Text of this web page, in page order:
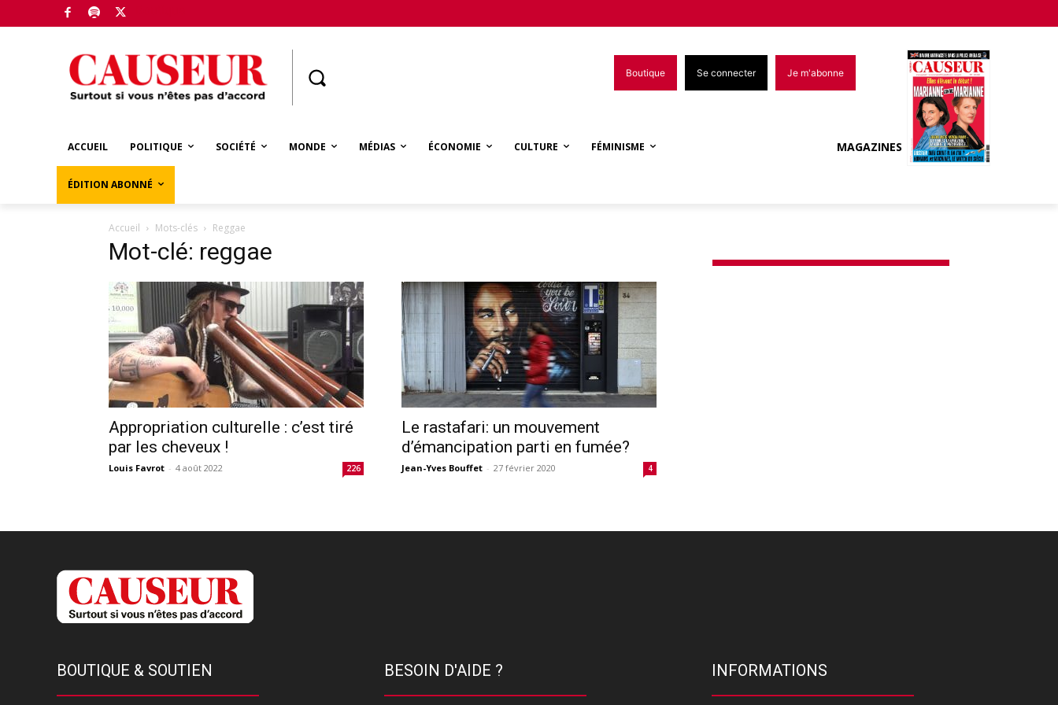
Boutique Se connecter Je m'abonne
ACCUEIL POLITIQUE SOCIÉTÉ MONDE MÉDIAS ÉCONOMIE CULTURE FÉMINISME
ÉDITION ABONNÉ
MAGAZINES
Accueil Mots-clés Reggae
Mot-clé: reggae
Appropriation culturelle : c’est tiré
par les cheveux !
Louis Favrot - 4 août 2022 226
Le rastafari: un mouvement
d’émancipation parti en fumée?
Jean-Yves Bouffet - 27 février 2020 4
BOUTIQUE & SOUTIEN BESOIN D'AIDE ? INFORMATIONS